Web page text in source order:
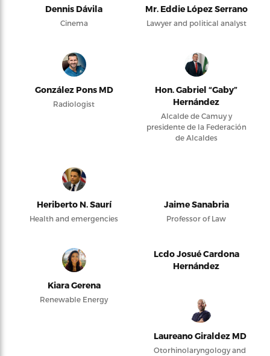
Dennis Dávila
Cinema
Mr. Eddie López Serrano
Lawyer and political analyst
González Pons MD
Radiologist
Hon. Gabriel “Gaby”
Hernández
Alcalde de Camuy y
presidente de la Federación
de Alcaldes
Heriberto N. Saurí
Health and emergencies
Jaime Sanabria
Professor of Law
Kiara Gerena
Renewable Energy
Lcdo Josué Cardona
Hernández
Laureano Giraldez MD
Otorhinolaryngology and